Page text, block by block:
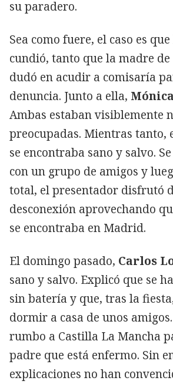
su paradero.
Sea como fuere, el caso es
cundió, tanto que la madre de
dudó en acudir a comisaría
denuncia. Junto a ella,
Ambas estaban visiblemente
preocupadas. Mientras tanto,
se encontraba sano y salvo.
con un grupo de amigos y
total, el presentador disfrutó
desconexión aprovechando
se encontraba en Madrid.
El domingo pasado, Carlos
sano y salvo. Explicó que se
sin batería y que, tras la
dormir a casa de unos
rumbo a Castilla La Mancha
padre que está enfermo. Sin
explicaciones no han